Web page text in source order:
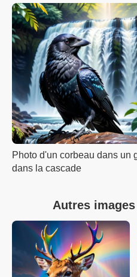
Photo d'un corbeau dans un
dans la cascade
Autres